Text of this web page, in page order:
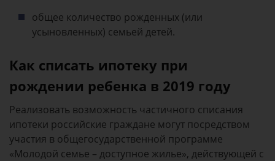
общее количество рожденных (или
усыновленных) семьей детей.
Как списать ипотеку при
рождении ребенка в 2019 году
Реализовать возможность частичного списания
ипотеки российские граждане могут посредством
участия в общегосударственной программе
«Молодой семье – доступное жилье», действующей с